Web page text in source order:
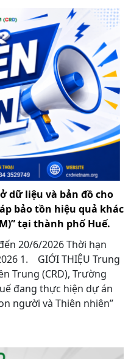
dữ liệu và bản đồ cho
bảo tồn hiệu quả khác
tại thành phố Huế.
20/6/2026 Thời hạn
1. GIỚI THIỆU Trung
Trung (CRD), Trường
đang thực hiện dự án
người và Thiên nhiên”